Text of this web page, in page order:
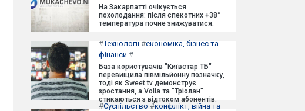
На Закарпатті очікується
похолодання: після спекотних +38°
температура почне знижуватися.
#Технології#економіка, бізнес та
фінанси #
База користувачів "Київстар ТБ"
перевищила півмільйонну позначку,
тоді як Sweet.tv демонструє
зростання, а Volia та "Тріолан"
стикаються з відтоком абонентів.
#Суспільство #конфлікт, війна та